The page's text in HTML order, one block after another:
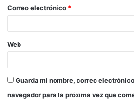
Correo electrónico *
Web
Guarda mi nombre, correo
navegador para la próxima vez que